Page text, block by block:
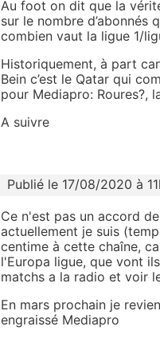
Au foot on dit que la
sur le nombre
combien vaut la ligue 1/
Historiquement, à part
Bein c’est le Qatar qui
pour Mediapro: Roures?,
A suivre
Publié le 17/08/2020 à
Ce n'est pas un accord
actuellement je suis
centime à cette chaîne,
l'Europa ligue, que vont
matchs a la radio et voir
En mars prochain je
engraissé Mediapro